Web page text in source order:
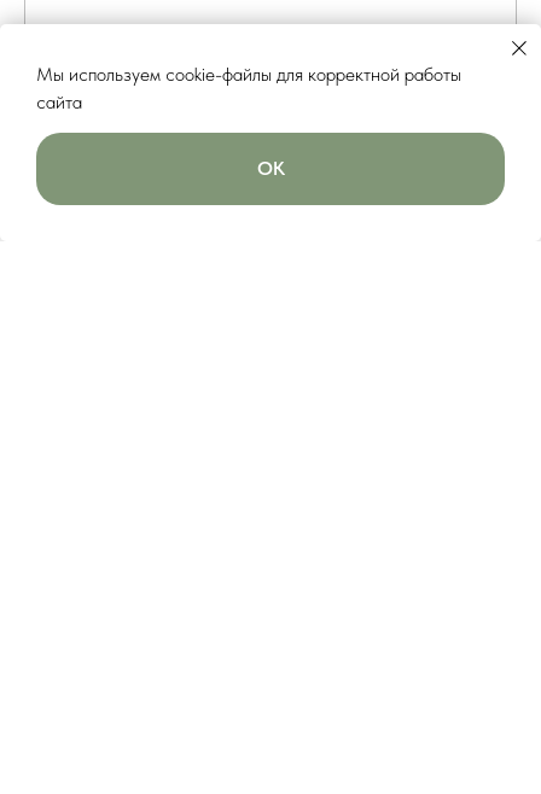
Мы используем cookie-файлы для корректной работы
сайта
ОК